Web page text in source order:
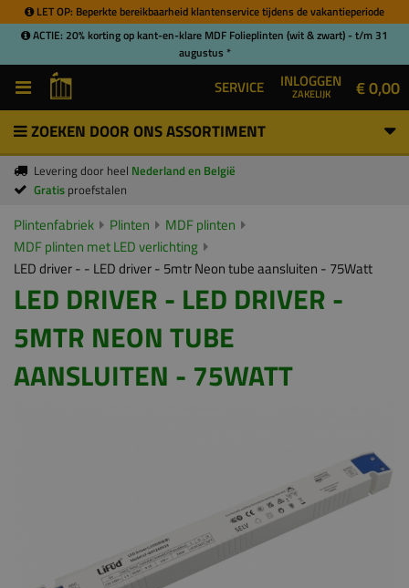
LET OP: Beperkte bereikbaarheid klantenservice tijdens de vakantieperiode
ACTIE: 20% korting op kant-en-klare MDF Folieplinten (wit & zwart) - t/m 31
augustus *
SERVICE INLOGGEN
ZAKELIJK € 0,00
ZOEKEN DOOR ONS ASSORTIMENT
Levering door heel Nederland en België
Gratis proefstalen
Plintenfabriek Plinten
MDF plinten
MDF plinten met LED verlichting
LED driver - - LED driver - 5mtr Neon tube aansluiten - 75Watt
LED DRIVER - LED DRIVER -
5MTR NEON TUBE
AANSLUITEN - 75WATT